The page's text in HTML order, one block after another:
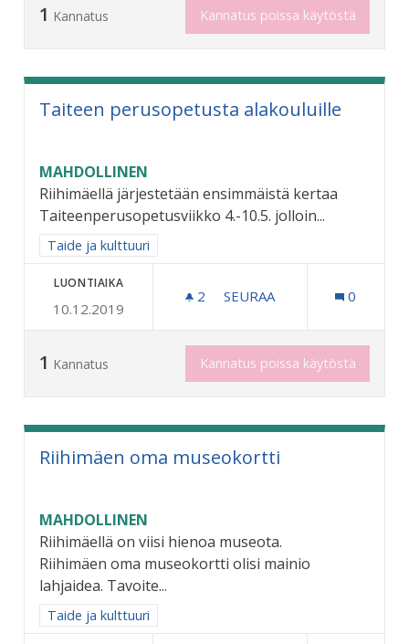
1 Kannatus Kannatus poissa käytöstä
Taiteen perusopetusta alakouluille
MAHDOLLINEN
Riihimäellä järjestetään ensimmäistä kertaa
Taiteenperusopetusviikko 4.-10.5. jolloin...
Rajaa tulokset aihepiirin mukaan: Taide ja kulttuuri
Taide ja kulttuuri
LUONTIAIKA
10.12.2019
2 2 SEURAAJAA
SEURAA 0
1 Kannatus Kannatus poissa käytöstä
Riihimäen oma museokortti
MAHDOLLINEN
Riihimäellä on viisi hienoa museota.
Riihimäen oma museokortti olisi mainio
lahjaidea. Tavoite...
Rajaa tulokset aihepiirin mukaan: Taide ja kulttuuri
Taide ja kulttuuri